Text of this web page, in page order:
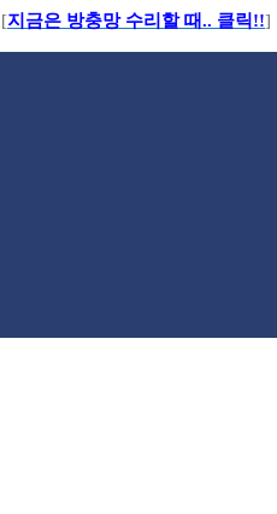
[지금은 방충망 수리할 때.. 클릭!!]